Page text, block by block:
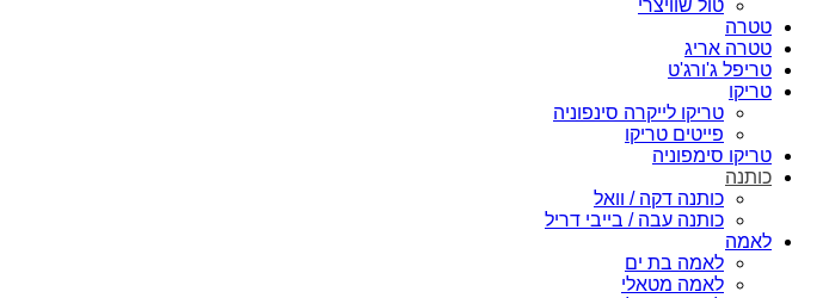
טול שוויצרי
טטרה
טטרה אריג
טריפל ג'ורג'ט
טריקו
טריקו לייקרה סינפוניה
פייטים טריקו
טריקו סימפוניה
כותנה
כותנה דקה / וואל
כותנה עבה / בייבי דריל
לאמה
לאמה בת ים
לאמה מטאלי